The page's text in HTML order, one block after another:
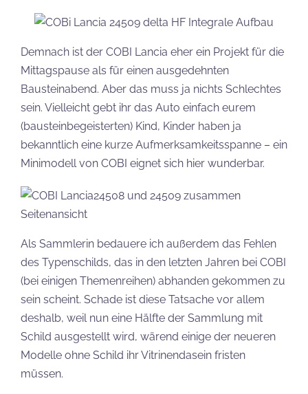
Demnach ist der COBI Lancia eher ein Projekt für die
Mittagspause als für einen ausgedehnten
Bausteinabend. Aber das muss ja nichts Schlechtes
sein. Vielleicht gebt ihr das Auto einfach eurem
(bausteinbegeisterten) Kind, Kinder haben ja
bekanntlich eine kurze Aufmerksamkeitsspanne – ein
Minimodell von COBI eignet sich hier wunderbar.
Als Sammlerin bedauere ich außerdem das Fehlen
des Typenschilds, das in den letzten Jahren bei COBI
(bei einigen Themenreihen) abhanden gekommen zu
sein scheint. Schade ist diese Tatsache vor allem
deshalb, weil nun eine Hälfte der Sammlung mit
Schild ausgestellt wird, wärend einige der neueren
Modelle ohne Schild ihr Vitrinendasein fristen
müssen.